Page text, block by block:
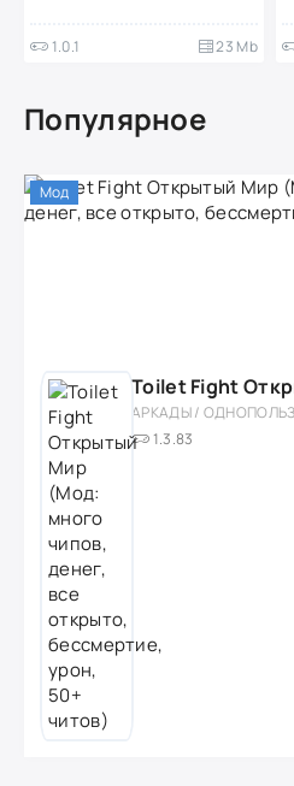
1.0.1 23 Mb
Популярное
Мод
1.3.83